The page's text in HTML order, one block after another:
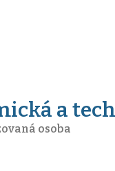
a
osoba